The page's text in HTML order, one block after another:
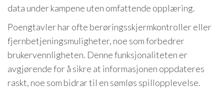
data under kampene uten omfattende opplæring.
Poengtavler har ofte berøringsskjermkontroller eller
fjernbetjeningsmuligheter, noe som forbedrer
brukervennligheten. Denne funksjonaliteten er
avgjørende for å sikre at informasjonen oppdateres
raskt, noe som bidrar til en sømløs spillopplevelse.